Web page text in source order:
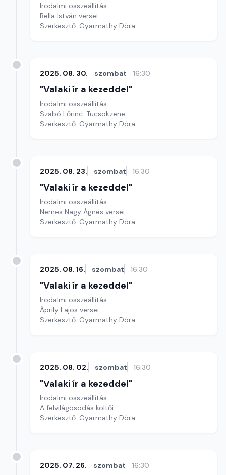
Irodalmi összeállítás
Bella István versei
Szerkesztő: Gyarmathy Dóra
2025. 08. 30. szombat 16:30
"Valaki ír a kezeddel"
Irodalmi összeállítás
Szabó Lőrinc: Tücsökzene
Szerkesztő: Gyarmathy Dóra
2025. 08. 23. szombat 16:30
"Valaki ír a kezeddel"
Irodalmi összeállítás
Nemes Nagy Ágnes versei
Szerkesztő: Gyarmathy Dóra
2025. 08. 16. szombat 16:30
"Valaki ír a kezeddel"
Irodalmi összeállítás
Áprily Lajos versei
Szerkesztő: Gyarmathy Dóra
2025. 08. 02. szombat 16:30
"Valaki ír a kezeddel"
Irodalmi összeállítás
A felvilágosodás költői
Szerkesztő: Gyarmathy Dóra
2025. 07. 26. szombat 16:30